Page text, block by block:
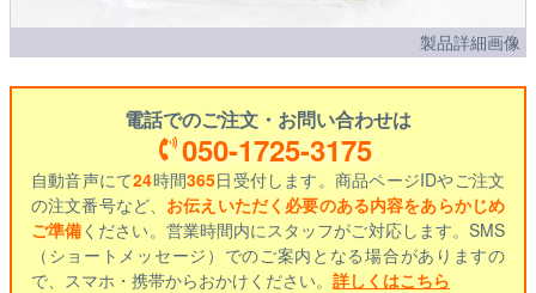
製品詳細画像
電話でのご注文・お問い合わせは
050-1725-3175
自動音声にて24時間365日受付します。商品ページIDやご注文
の注文番号など、 お伝えいただく必要のある内容をあらかじめ
ご準備ください。営業時間内にスタッフがご対応します。SMS
（ショートメッセージ）でのご案内となる場合がありますの
で、スマホ・携帯からおかけください。 詳しくはこちら